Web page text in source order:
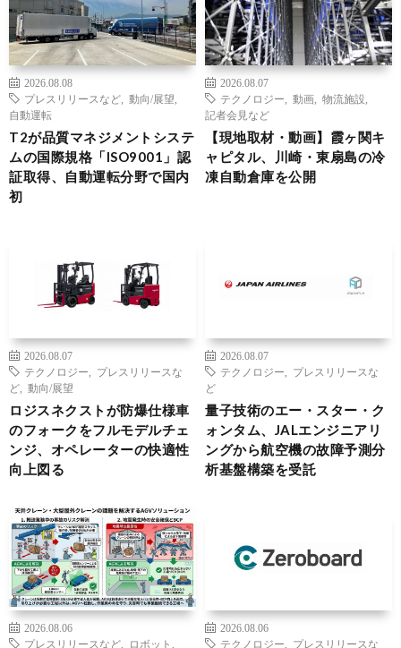
2026.08.08
プレスリリースなど
動向/展望
自動運転
T2が品質マネジメントシステ
ムの国際規格「ISO9001」認
証取得、自動運転分野で国内
初
2026.08.07
テクノロジー
動画 物流施設
記者会見など
【現地取材・動画】霞ヶ関キ
ャピタル、川崎・東扇島の冷
凍自動倉庫を公開
2026.08.07
テクノロジー
プレスリリースな
ど
動向/展望
ロジスネクストが防爆仕様車
のフォークをフルモデルチェ
ンジ、オペレーターの快適性
向上図る
2026.08.07
テクノロジー
プレスリリースな
ど
量子技術のエー・スター・ク
ォンタム、JALエンジニアリ
ングから航空機の故障予測分
析基盤構築を受託
2026.08.06
プレスリリースなど
ロボット
2026.08.06
テクノロジー
プレスリリースな